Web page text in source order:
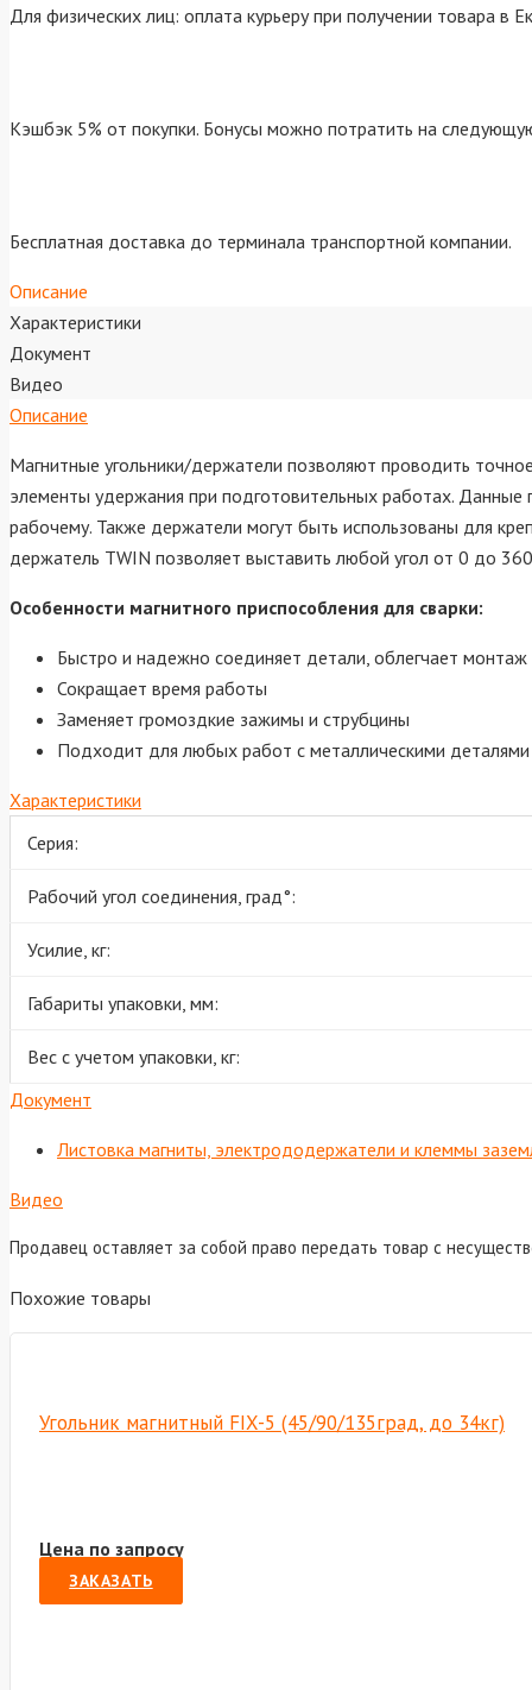
Для физических лиц: оплата курьеру при получении товара в
Кэшбэк 5% от покупки. Бонусы можно потратить на
Бесплатная доставка до терминала транспортной компании.
Описание
Характеристики
Документ
Видео
Описание
Магнитные угольники/держатели позволяют проводить
элементы удержания при подготовительных работах.
рабочему. Также держатели могут быть использованы для
держатель TWIN позволяет выставить любой угол от 0 до
Особенности магнитного приспособления для сварки:
Быстро и надежно соединяет детали, облегчает монтаж
Сокращает время работы
Заменяет громоздкие зажимы и струбцины
Подходит для любых работ с металлическими деталями
Характеристики
Серия:
Рабочий угол соединения, град°:
Усилие, кг:
Габариты упаковки, мм:
Вес с учетом упаковки, кг:
Документ
Листовка магниты, электрододержатели и клеммы
Видео
Продавец оставляет за собой право передать товар с
Похожие товары
Угольник магнитный FIX-5 (45/90/135град, до 34кг)
Цена по запросу
ЗАКАЗАТЬ